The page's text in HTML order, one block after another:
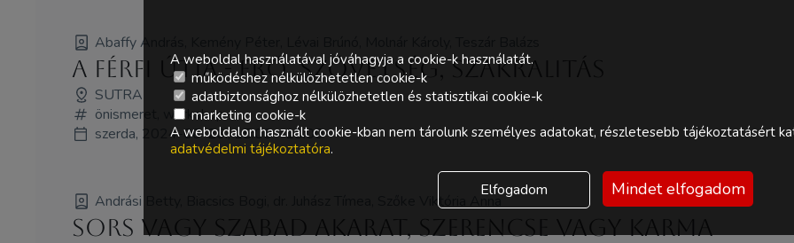
Abaffy András, Kemény Péter, Lévai Brúnó, Molnár Károly, Teszár Balázs
A Férfi Útja - Erő, Szövetség, Szakralitás
SUTRA
önismeret, workshop
szerda, 2024-06-26., 15:00 - 18:00
Andrási Betty, Biacsics Bogi, dr. Juhász Tímea, Szőke Viktória Anna
Sors vagy szabad akarat, szerencse vagy karma
A weboldal használatával jóváhagyja a cookie-k használatát.
működéshez nélkülözhetetlen cookie-k
adatbiztonsághoz nélkülözhetetlen és statisztikai cookie-k
marketing cookie-k
A weboldalon használt cookie-kban nem tárolunk személyes adatokat, részletesebb tájékoztatásért
adatvédelmi tájékoztatóra.
Elfogadom Mindet elfogadom